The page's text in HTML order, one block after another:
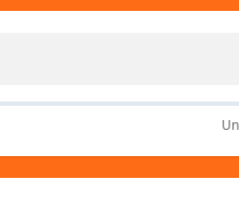
Для запуска Unity3D